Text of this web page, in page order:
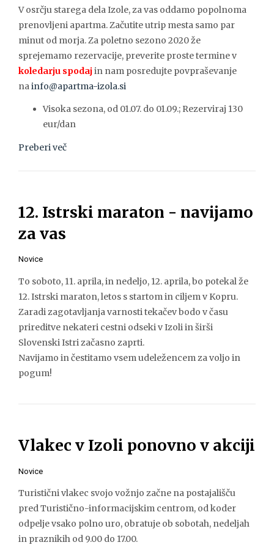
V osrčju starega dela Izole, za vas oddamo popolnoma
prenovljeni apartma. Začutite utrip mesta samo par
minut od morja. Za poletno sezono 2020 že
sprejemamo rezervacije, preverite proste termine v
koledarju spodajin nam posredujte povpraševanje
na info@apartma-izola.si
Visoka sezona, od 01.07. do 01.09.; Rezerviraj 130
eur/dan
Preberi več
12. Istrski maraton - navijamo
za vas
Novice
To soboto, 11. aprila, in nedeljo, 12. aprila, bo potekal že
12. Istrski maraton, letos s startom in ciljem v Kopru.
Zaradi zagotavljanja varnosti tekačev bodo v času
prireditve nekateri cestni odseki v Izoli in širši
Slovenski Istri začasno zaprti.
Navijamo in čestitamo vsem udeležencem za voljo in
pogum!
Vlakec v Izoli ponovno v akciji
Novice
Turistični vlakec svojo vožnjo začne na postajališču
pred Turistično-informacijskim centrom, od koder
odpelje vsako polno uro, obratuje ob sobotah, nedeljah
in praznikih od 9.00 do 17.00.